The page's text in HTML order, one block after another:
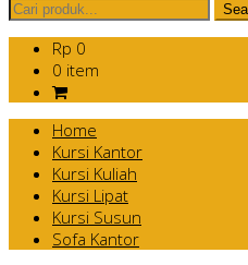
Rp 0
0 item
Home
Kursi Kantor
Kursi Kuliah
Kursi Lipat
Kursi Susun
Sofa Kantor